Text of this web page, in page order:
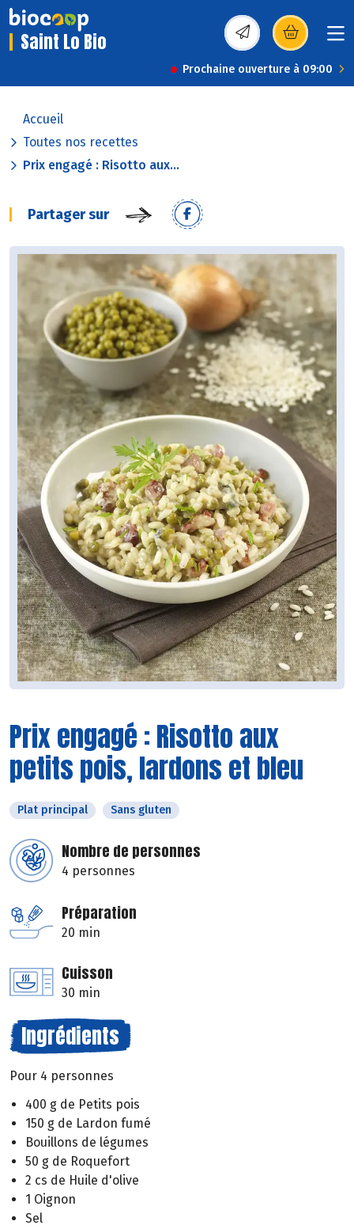
Saint Lo Bio (s’ouvre dans une
Prochaine ouverture à 09:00
Accueil
Toutes nos recettes
Prix engagé : Risotto aux...
Partager sur
Prix engagé : Risotto aux
petits pois, lardons et bleu
Plat principal Sans gluten
Nombre de personnes
4 personnes
Préparation
20 min
Cuisson
30 min
Ingrédients
Pour 4 personnes
400 g de Petits pois
150 g de Lardon fumé
Bouillons de légumes
50 g de Roquefort
2 cs de Huile d'olive
1 Oignon
Sel